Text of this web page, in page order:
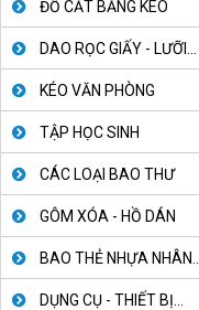
ĐỒ CẮT BĂNG KEO
DAO RỌC GIẤY - LƯỠI...
KÉO VĂN PHÒNG
TẬP HỌC SINH
CÁC LOẠI BAO THƯ
GÔM XÓA - HỒ DÁN
BAO THẺ NHỰA NHÂN...
DỤNG CỤ - THIẾT BỊ...